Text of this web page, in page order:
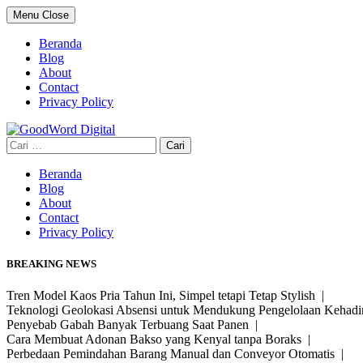
Skip
to
content
Menu Close
Beranda
Blog
About
Contact
Privacy Policy
Cari
untuk:
Beranda
Blog
About
Contact
Privacy Policy
BREAKING NEWS
Tren Model Kaos Pria Tahun Ini, Simpel tetapi Tetap Stylish |
Teknologi Geolokasi Absensi untuk Mendukung Pengelolaan
Penyebab Gabah Banyak Terbuang Saat Panen |
Cara Membuat Adonan Bakso yang Kenyal tanpa Boraks |
Perbedaan Pemindahan Barang Manual dan Conveyor Otomatis |